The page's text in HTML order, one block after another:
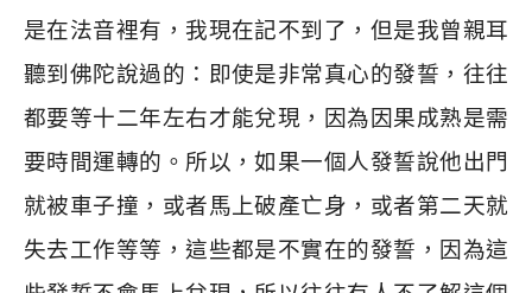
是在法音裡有，我現在記不到了，但是我曾親耳
聽到佛陀說過的：即使是非常真心的發誓，往往
都要等十二年左右才能兌現，因為因果成熟是需
要時間運轉的。所以，如果一個人發誓說他出門
就被車子撞，或者馬上破產亡身，或者第二天就
失去工作等等，這些都是不實在的發誓，因為這